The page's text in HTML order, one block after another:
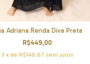
Adriana Renda Diva Preta
R$449,00
3 x de R$149,67 sem juros